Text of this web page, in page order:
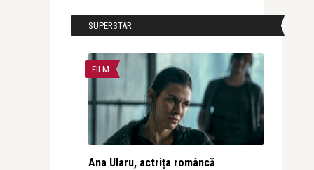
SUPERSTAR
FILM
Ana Ularu, actrița româncă